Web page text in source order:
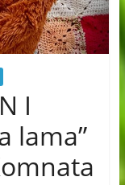
I
lama”